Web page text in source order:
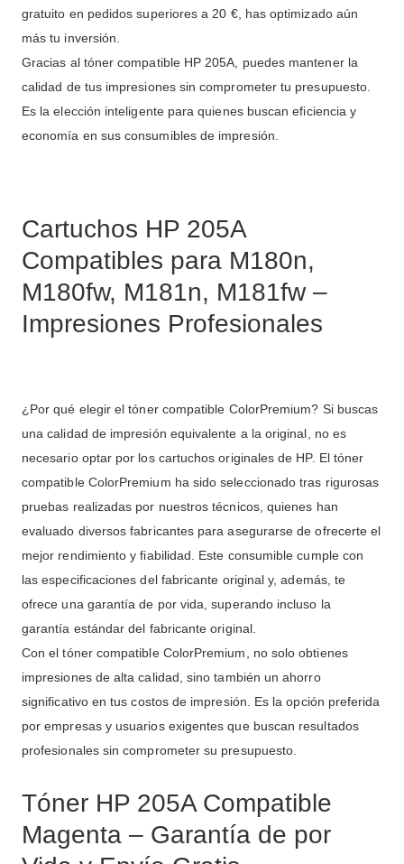
gratuito en pedidos superiores a 20 €, has optimizado aún
más tu inversión.
Gracias al tóner compatible HP 205A, puedes mantener la
calidad de tus impresiones sin comprometer tu presupuesto.
Es la elección inteligente para quienes buscan eficiencia y
economía en sus consumibles de impresión.
Cartuchos HP 205A
Compatibles para M180n,
M180fw, M181n, M181fw –
Impresiones Profesionales
¿Por qué elegir el tóner compatible ColorPremium? Si buscas
una calidad de impresión equivalente a la original, no es
necesario optar por los cartuchos originales de HP. El tóner
compatible ColorPremium ha sido seleccionado tras rigurosas
pruebas realizadas por nuestros técnicos, quienes han
evaluado diversos fabricantes para asegurarse de ofrecerte el
mejor rendimiento y fiabilidad. Este consumible cumple con
las especificaciones del fabricante original y, además, te
ofrece una garantía de por vida, superando incluso la
garantía estándar del fabricante original.
Con el tóner compatible ColorPremium, no solo obtienes
impresiones de alta calidad, sino también un ahorro
significativo en tus costos de impresión. Es la opción preferida
por empresas y usuarios exigentes que buscan resultados
profesionales sin comprometer su presupuesto.
Tóner HP 205A Compatible
Magenta – Garantía de por